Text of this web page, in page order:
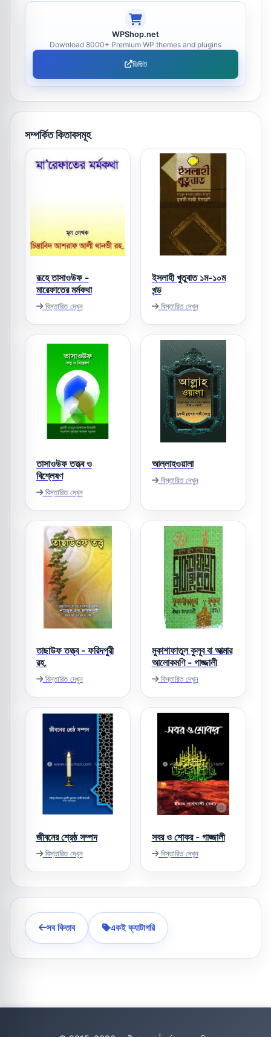
WPShop.net
Download 8000+ Premium WP themes and plugins
ভিজিট
সম্পর্কিত কিতাবসমূহ
রূহে তাসাওউফ -
মারেফাতের মর্মকথা
বিস্তারিত দেখুন
ইসলাহী খুতুবাত ১ম-১০ম
খন্ড
বিস্তারিত দেখুন
তাসাওউফ তত্ত্ব ও
বিশ্লেষণ
বিস্তারিত দেখুন
আল্লাহওয়ালা
বিস্তারিত দেখুন
তাছাউফ তত্ত্ব - ফরিদপুরী
রহ.
বিস্তারিত দেখুন
মুকাশাফাতুল কুলূব বা আত্মার
আলোকমণি - গাজ্জালী
বিস্তারিত দেখুন
জীবনের শ্রেষ্ঠ সম্পদ
বিস্তারিত দেখুন
সবর ও শোকর - গাজ্জালী
বিস্তারিত দেখুন
সব কিতাব একই ক্যাটাগরি